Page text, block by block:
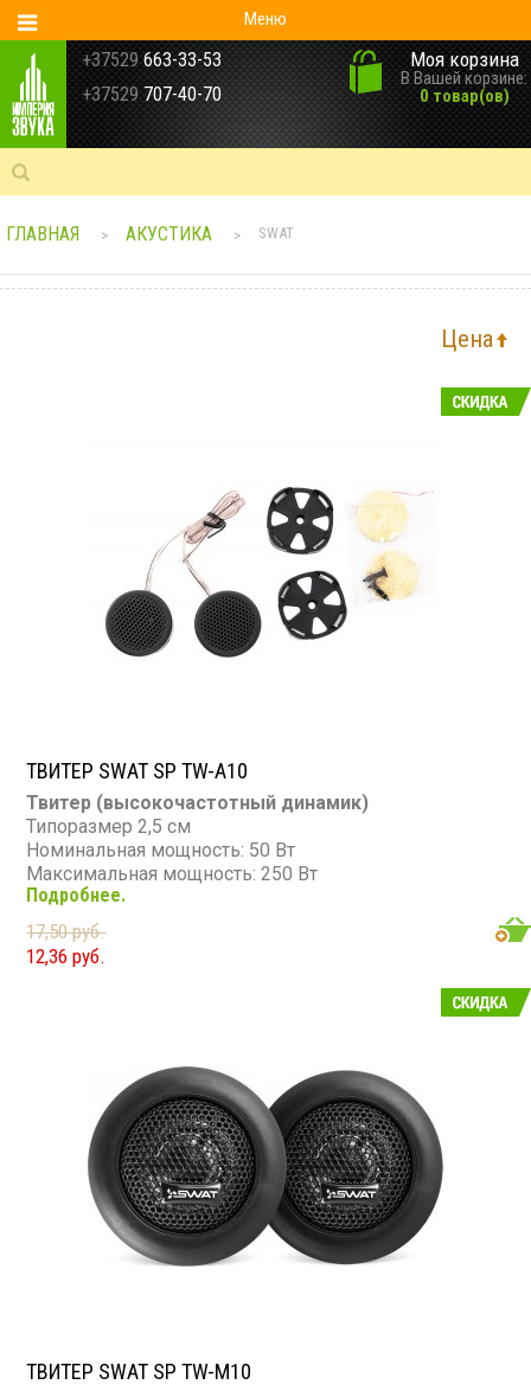
Меню
+37529 663-33-53
+37529 707-40-70
Моя корзина
В Вашей корзине:
0 товар(ов)
ГЛАВНАЯ > АКУСТИКА > SWAT
Цена
ТВИТЕР SWAT SP TW-A10
Твитер (высокочастотный динамик)
Типоразмер 2,5 см
Номинальная мощность: 50 Вт
Максимальная мощность: 250 Вт
Диапазон частот: 5 000 - 20 000 Гц
Чувствительность: 97 дБ
Сопротивление: 4 Ом
Подробнее.
17,50 руб.
12,36 руб.
ТВИТЕР SWAT SP TW-M10